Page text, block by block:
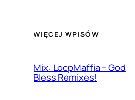
WIĘCEJ WPISÓW
Mix: LoopMaffia – God
Bless Remixes!